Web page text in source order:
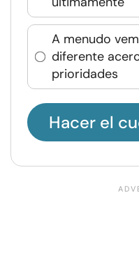
A menudo
diferente
prioridades
Hacer el